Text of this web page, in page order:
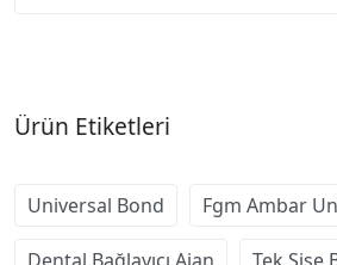
Ürün Etiketleri
Universal Bond Fgm Ambar